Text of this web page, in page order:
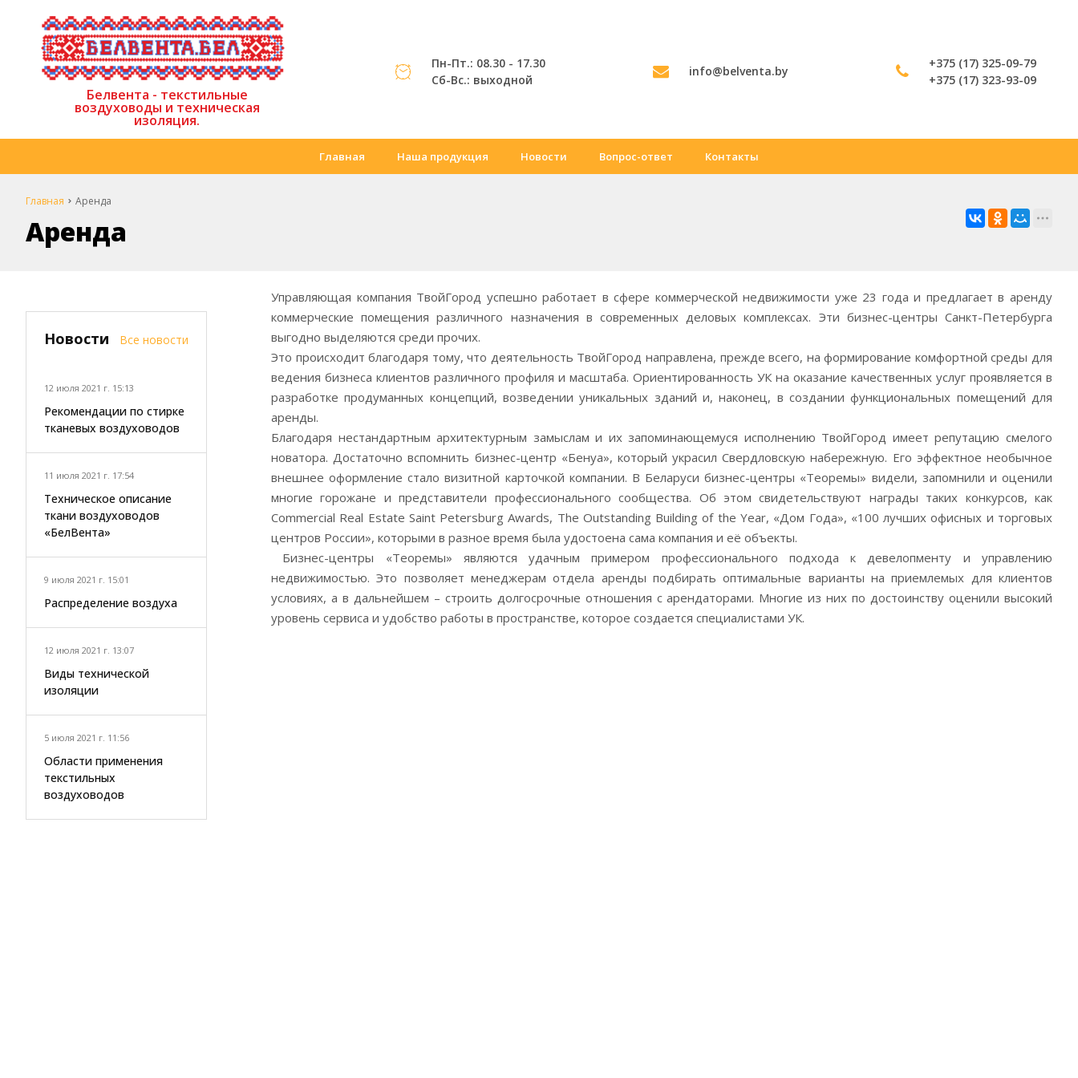
Белвента - текстильные
воздуховоды и техническая
изоляция.
Пн-Пт.: 08.30 - 17.30
Сб-Вс.: выходной
info@belventa.by
+375 (17) 325-09-79
+375 (17) 323-93-09
Главная Наша продукция Новости Вопрос-ответ Контакты
Главная Аренда
Аренда
Новости Все новости
12 июля 2021 г. 15:13
Рекомендации по стирке
тканевых воздуховодов
11 июля 2021 г. 17:54
Техническое описание
ткани воздуховодов
«БелВента»
9 июля 2021 г. 15:01
Распределение воздуха
12 июля 2021 г. 13:07
Виды технической
изоляции
5 июля 2021 г. 11:56
Области применения
текстильных
воздуховодов
Управляющая компания ТвойГород успешно работает в сфере коммерческой недвижимости уже 23 года и предлагает в аренду
коммерческие помещения различного назначения в современных деловых комплексах. Эти бизнес-центры Санкт-Петербурга
выгодно выделяются среди прочих.
Это происходит благодаря тому, что деятельность ТвойГород направлена, прежде всего, на формирование комфортной среды для
ведения бизнеса клиентов различного профиля и масштаба. Ориентированность УК на оказание качественных услуг проявляется в
разработке продуманных концепций, возведении уникальных зданий и, наконец, в создании функциональных помещений для
аренды.
Благодаря нестандартным архитектурным замыслам и их запоминающемуся исполнению ТвойГород имеет репутацию смелого
новатора. Достаточно вспомнить бизнес-центр «Бенуа», который украсил Свердловскую набережную. Его эффектное необычное
внешнее оформление стало визитной карточкой компании. В Беларуси бизнес-центры «Теоремы» видели, запомнили и оценили
многие горожане и представители профессионального сообщества. Об этом свидетельствуют награды таких конкурсов, как
Commercial Real Estate Saint Petersburg Awards, The Outstanding Building of the Year, «Дом Года», «100 лучших офисных и торговых
центров России», которыми в разное время была удостоена сама компания и её объекты.
Бизнес-центры «Теоремы» являются удачным примером профессионального подхода к девелопменту и управлению
недвижимостью. Это позволяет менеджерам отдела аренды подбирать оптимальные варианты на приемлемых для клиентов
условиях, а в дальнейшем – строить долгосрочные отношения с арендаторами. Многие из них по достоинству оценили высокий
уровень сервиса и удобство работы в пространстве, которое создается специалистами УК.